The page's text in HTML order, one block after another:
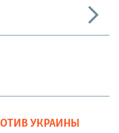
УКРАИНЫ